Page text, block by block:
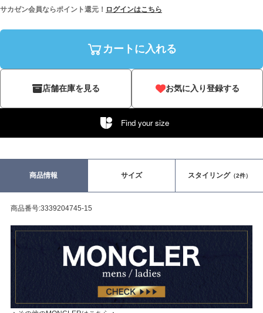
サカゼン会員ならポイント還元！ ログインはこちら
カートに入れる
店舗在庫を見る お気に入り登録する
Find your size
商品情報 サイズ スタイリング（2件）
商品番号:3339204745-15